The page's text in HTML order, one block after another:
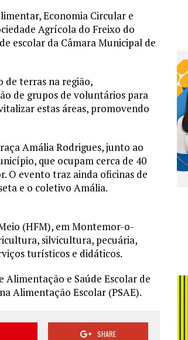
Economia Circular e
Agrícola do Freixo do
escolar da Câmara Municipal de
de terras na região,
de grupos de voluntários para
estas áreas, promovendo
Amália Rodrigues, junto ao
que ocupam cerca de 40
O evento traz ainda oficinas de
e o coletivo Amália.
(HFM), em Montemor-o-
silvicultura, pecuária,
turísticos e didáticos.
e Saúde Escolar de
Alimentação Escolar (PSAE).
SHARE